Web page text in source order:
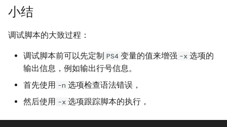
Docker rm 命令
程ID
php容器无法加载ssh2模块
Docker容器 restart策略
LVM 创建新的逻辑卷
openssl 命令
CentOS 使用阿里Yum源
XenServer 存储
试用 XenServer 6.2
XenMotion
Haproxy 安装与配置
使用 Pacemaker + Corosync
+ DRBD 完成 SuSe Mysql HA
Oracle 多数据库实例管理文档
Oracle 常用Sql语句
机
小结
调试脚本的大致过程：
调试脚本前可以先定制 PS4 变量的值来增强 -x 选项的
输出信息，例如输出行号信息。
首先使用 -n 选项检查语法错误，
然后使用 -x 选项跟踪脚本的执行，